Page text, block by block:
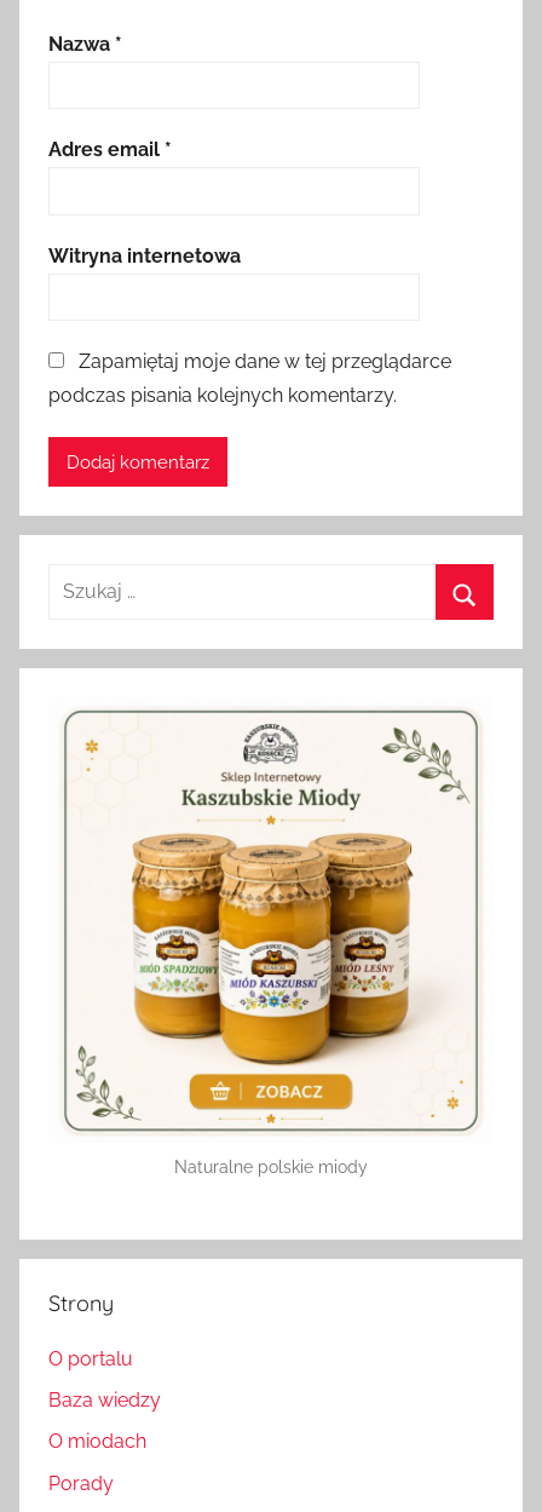
Nazwa *
Adres email *
Witryna internetowa
Zapamiętaj moje dane w tej przeglądarce
podczas pisania kolejnych komentarzy.
Szukaj:
Naturalne polskie miody
Strony
O portalu
Baza wiedzy
O miodach
Porady